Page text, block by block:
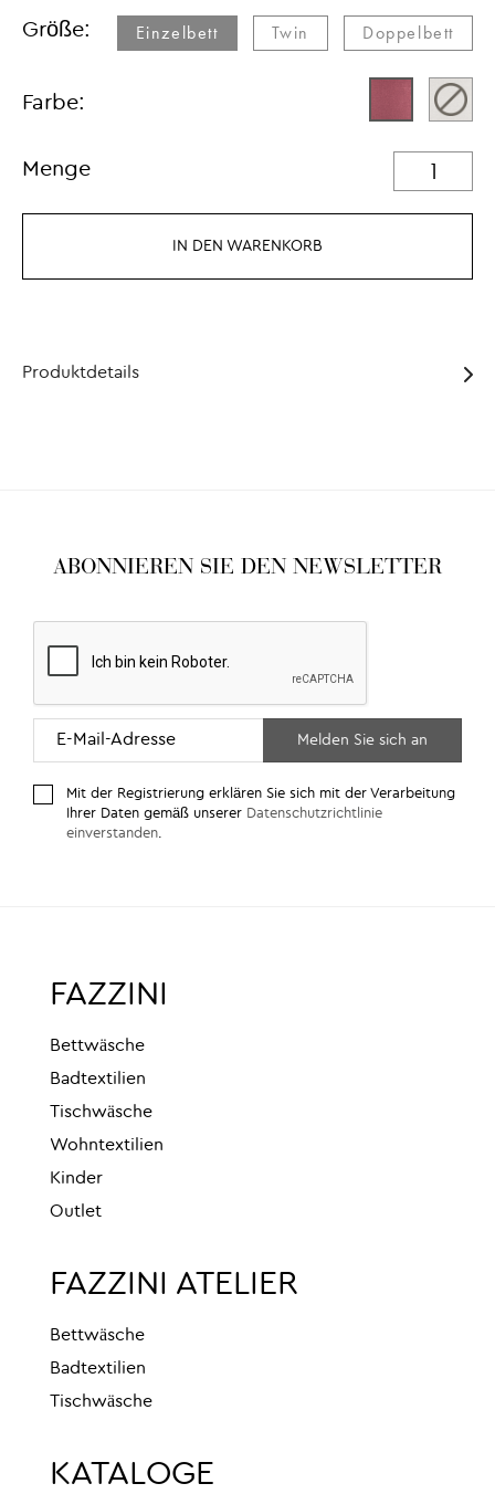
Größe: Einzelbett Twin​ Doppelbett​
Farbe:
Menge
IN DEN WARENKORB
Produktdetails
ABONNIEREN SIE DEN NEWSLETTER
Mit der Registrierung erklären Sie sich mit der Verarbeitung
Ihrer Daten gemäß unserer Datenschutzrichtlinie
einverstanden.
FAZZINI
Bettwäsche
Badtextilien
Tischwäsche
Wohntextilien
Kinder
Outlet
FAZZINI ATELIER
Bettwäsche
Badtextilien
Tischwäsche
KATALOGE